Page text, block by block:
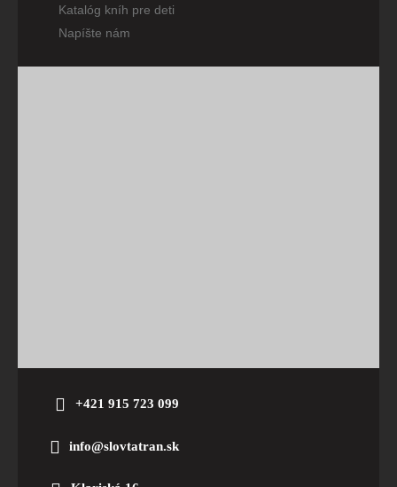
Katalóg kníh pre deti
Napíšte nám
+421 915 723 099
info@slovtatran.sk